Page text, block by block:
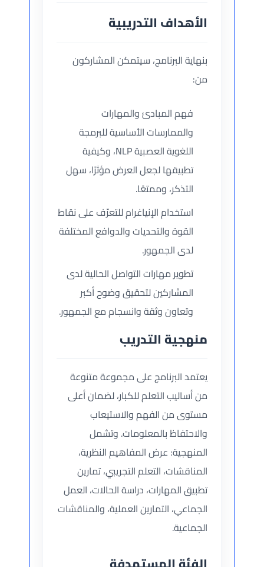
الأهداف التدريبية
بنهاية البرنامج، سيتمكن المشاركون
من:
فهم المبادئ والمهارات
والممارسات الأساسية للبرمجة
اللغوية العصبية NLP، وكيفية
تطبيقها لجعل العرض مؤثرًا، سهل
التذكر، وممتعًا.
استخدام الإنياغرام للتعرّف على نقاط
القوة والتحديات والدوافع المختلفة
لدى الجمهور.
تطوير مهارات التواصل الحالية لدى
المشاركين لتحقيق وضوح أكبر
وتعاون وثقة وانسجام مع الجمهور.
منهجية التدريب
يعتمد البرنامج على مجموعة متنوعة
من أساليب التعلم للكبار، لضمان أعلى
مستوى من الفهم والاستيعاب
والاحتفاظ بالمعلومات. وتشمل
المنهجية: عرض المفاهيم النظرية،
المناقشات، التعلم التجريبي، تمارين
تطبيق المهارات، دراسة الحالات، العمل
الجماعي، التمارين العملية، والمناقشات
الجماعية.